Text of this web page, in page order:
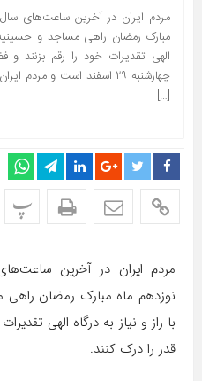
مبارک رمضان راهی مساجد و
الهی تقدیرات خود را رقم بزنند
چهارشنبه ۲۹ اسفند است و
[…]
پ
نوزدهم ماه مبارک رمضان
با راز و نیاز به درگاه الهی
قدر را درک کنند.